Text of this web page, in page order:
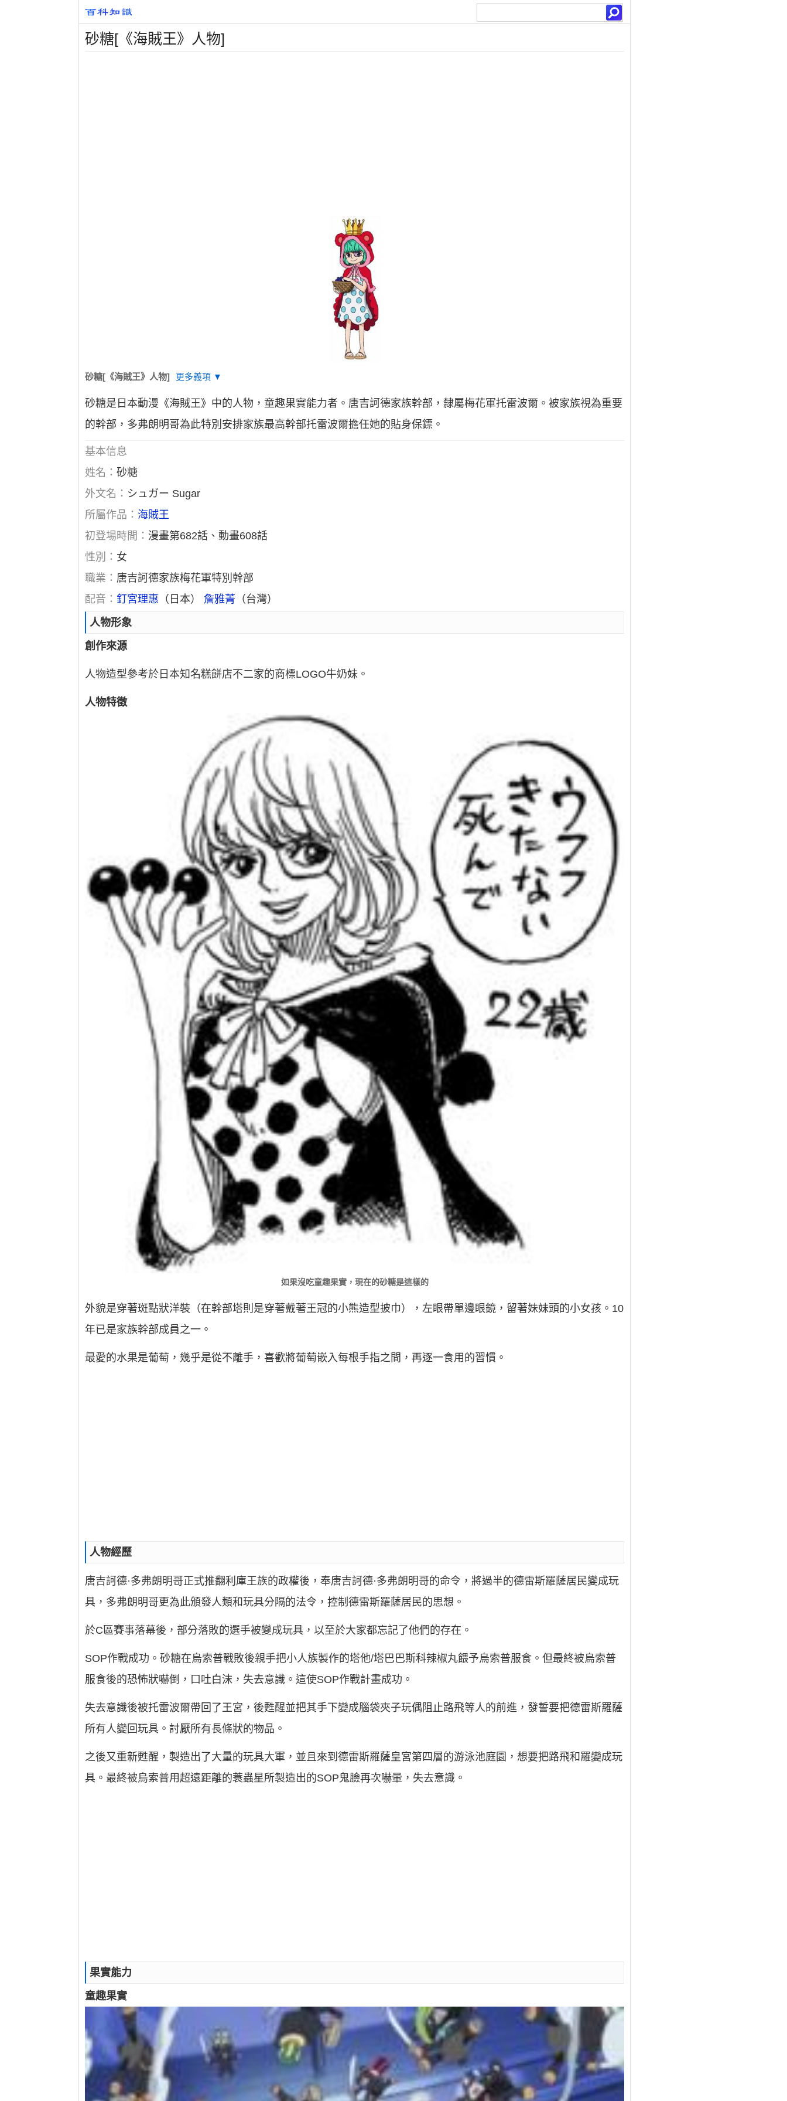
砂糖[《海賊王》人物]
砂糖[《海賊王》人物] 更多義項 ▼
砂糖是日本動漫《海賊王》中的人物，童趣果實能力者。唐吉訶德家族幹部，隸屬梅花軍托雷波爾。被家族視為重要
的幹部，多弗朗明哥為此特別安排家族最高幹部托雷波爾擔任她的貼身保鏢。
基本信息
姓名：砂糖
外文名： シュガー Sugar
所屬作品： 海賊王
初登場時間： 漫畫第682話、動畫608話
性別： 女
職業： 唐吉訶德家族梅花軍特別幹部
配音： 釘宮理惠 （日本）詹雅菁 （台灣）
人物形象
創作來源
人物造型參考於日本知名糕餅店不二家的商標LOGO牛奶妹。
人物特徵
如果沒吃童趣果實，現在的砂糖是這樣的
外貌是穿著斑點狀洋裝（在幹部塔則是穿著戴著王冠的小熊造型披巾），左眼帶單邊眼鏡，留著妹妹頭的小女孩。10
年已是家族幹部成員之一。
最愛的水果是葡萄，幾乎是從不離手，喜歡將葡萄嵌入每根手指之間，再逐一食用的習慣。
人物經歷
唐吉訶德·多弗朗明哥正式推翻利庫王族的政權後，奉唐吉訶德·多弗朗明哥的命令，將過半的德雷斯羅薩居民變成玩
具，多弗朗明哥更為此頒發人類和玩具分隔的法令，控制德雷斯羅薩居民的思想。
於C區賽事落幕後，部分落敗的選手被變成玩具，以至於大家都忘記了他們的存在。
SOP作戰成功。砂糖在烏索普戰敗後親手把小人族製作的塔他/塔巴巴斯科辣椒丸餵予烏索普服食。但最終被烏索普
服食後的恐怖狀嚇倒，口吐白沫，失去意識。這使SOP作戰計畫成功。
失去意識後被托雷波爾帶回了王宮，後甦醒並把其手下變成腦袋夾子玩偶阻止路飛等人的前進，發誓要把德雷斯羅薩
所有人變回玩具。討厭所有長條狀的物品。
之後又重新甦醒，製造出了大量的玩具大軍，並且來到德雷斯羅薩皇宮第四層的游泳池庭園，想要把路飛和羅變成玩
具。最終被烏索普用超遠距離的蓑蟲星所製造出的SOP鬼臉再次嚇暈，失去意識。
果實能力
童趣果實